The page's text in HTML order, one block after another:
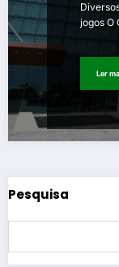
jogos O
Ler
Pesquisa